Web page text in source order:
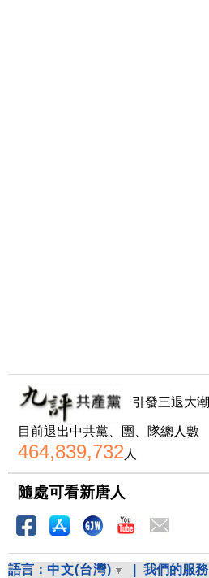
引發三退大潮
目前退出中共黨、團、隊總人數
464,839,732 人
隨處可看新唐人
語言： 中文(台灣) 我們的服務